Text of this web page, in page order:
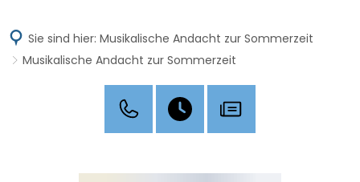
Sie sind hier: Musikalische Andacht zur Sommerzeit
Musikalische Andacht zur Sommerzeit